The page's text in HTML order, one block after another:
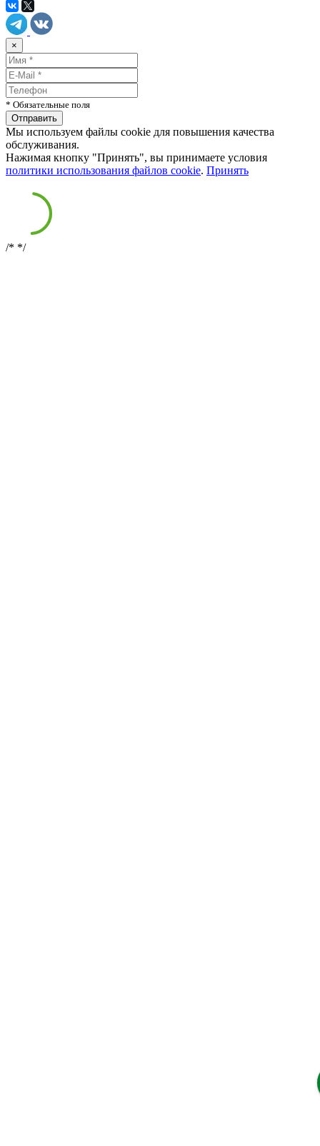
×
* Обязательные поля
Мы используем файлы cookie для повышения качества
обслуживания.
Нажимая кнопку "Принять", вы принимаете условия
политики использования файлов cookie. Принять
/* */